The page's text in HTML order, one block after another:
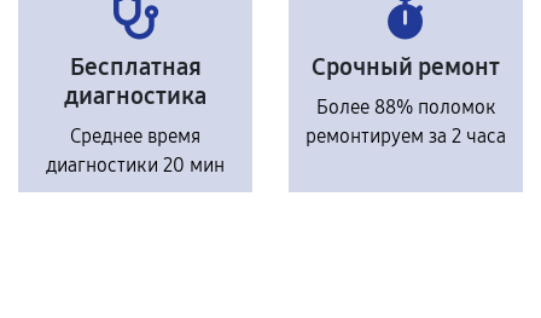
Бесплатная
диагностика
Среднее время
диагностики 20 мин
Срочный ремонт
Более 88% поломок
ремонтируем за 2 часа